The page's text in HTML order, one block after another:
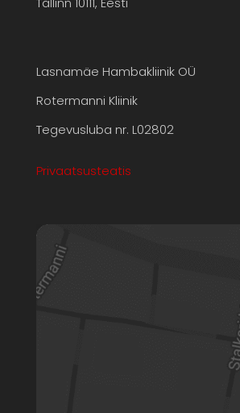
Lasnamäe Hambakliinik OÜ
Rotermanni Kliinik
Tegevusluba nr. L02802
Privaatsusteatis